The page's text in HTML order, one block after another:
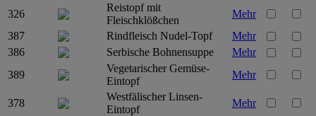
326
Reistopf mit
Fleischklößchen
Mehr
387
Rindfleisch Nudel-Topf
Mehr
386
Serbische Bohnensuppe
Mehr
389
Vegetarischer Gemüse-
Eintopf
Mehr
378
Westfälischer Linsen-
Eintopf
Mehr